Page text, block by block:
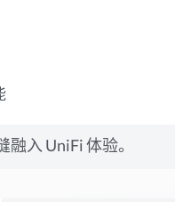
入 UniFi 体验。